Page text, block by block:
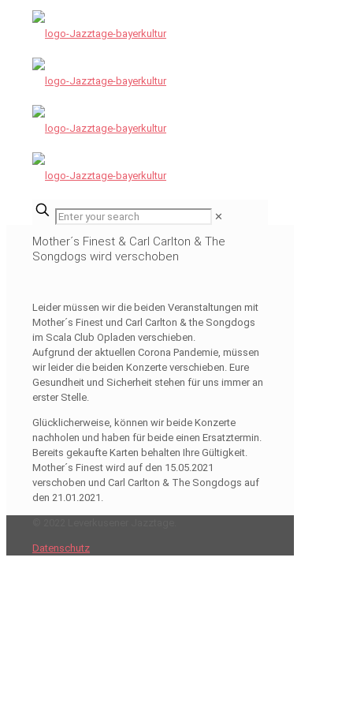
✕
Mother´s Finest & Carl Carlton & The
Songdogs wird verschoben
Leider müssen wir die beiden Veranstaltungen mit
Mother´s Finest und Carl Carlton & the Songdogs
im Scala Club Opladen verschieben.
Aufgrund der aktuellen Corona Pandemie, müssen
wir leider die beiden Konzerte verschieben. Eure
Gesundheit und Sicherheit stehen für uns immer an
erster Stelle.
Glücklicherweise, können wir beide Konzerte
nachholen und haben für beide einen Ersatztermin.
Bereits gekaufte Karten behalten Ihre Gültigkeit.
Mother´s Finest wird auf den 15.05.2021
verschoben und Carl Carlton & The Songdogs auf
den 21.01.2021.
Datenschutz